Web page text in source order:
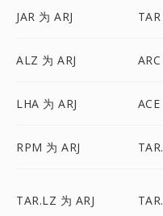
JAR 为 ARJ
ALZ 为 ARJ
LHA 为 ARJ ACE
RPM 为 ARJ
TAR.LZ 为 ARJ